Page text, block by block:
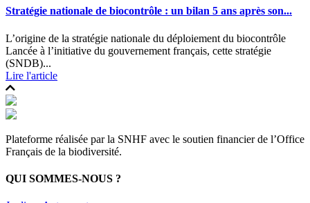
Stratégie nationale de biocontrôle : un bilan 5 ans après son...
L’origine de la stratégie nationale du déploiement du biocontrôle
Lancée à l’initiative du gouvernement français, cette stratégie
(SNDB)...
Lire l'article
Plateforme réalisée par la SNHF avec le soutien financier de l’Office
Français de la biodiversité.
QUI SOMMES-NOUS ?